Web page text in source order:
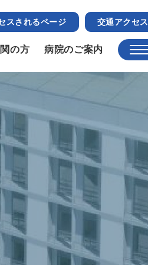
スされるページ 交通アクセス
の方 病院のご案内